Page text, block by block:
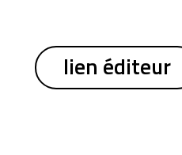
lien éditeur